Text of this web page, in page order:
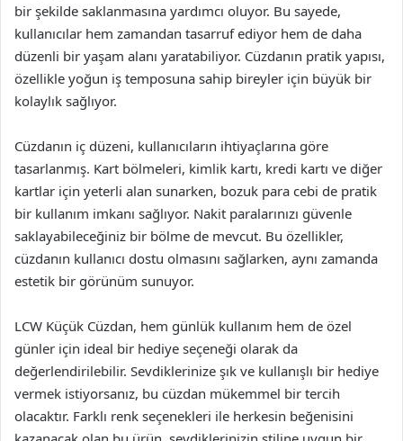
bir şekilde saklanmasına yardımcı oluyor. Bu sayede,
kullanıcılar hem zamandan tasarruf ediyor hem de daha
düzenli bir yaşam alanı yaratabiliyor. Cüzdanın pratik yapısı,
özellikle yoğun iş temposuna sahip bireyler için büyük bir
kolaylık sağlıyor.
Cüzdanın iç düzeni, kullanıcıların ihtiyaçlarına göre
tasarlanmış. Kart bölmeleri, kimlik kartı, kredi kartı ve diğer
kartlar için yeterli alan sunarken, bozuk para cebi de pratik
bir kullanım imkanı sağlıyor. Nakit paralarınızı güvenle
saklayabileceğiniz bir bölme de mevcut. Bu özellikler,
cüzdanın kullanıcı dostu olmasını sağlarken, aynı zamanda
estetik bir görünüm sunuyor.
LCW Küçük Cüzdan, hem günlük kullanım hem de özel
günler için ideal bir hediye seçeneği olarak da
değerlendirilebilir. Sevdiklerinize şık ve kullanışlı bir hediye
vermek istiyorsanız, bu cüzdan mükemmel bir tercih
olacaktır. Farklı renk seçenekleri ile herkesin beğenisini